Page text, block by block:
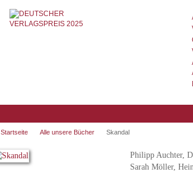
Startseite Alle unsere Bücher Skandal
Philipp Auchter,
Sarah Möller,